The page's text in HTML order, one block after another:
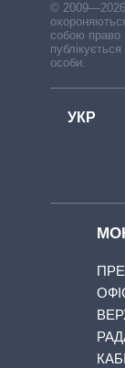
© 2009—2026
собою право
особи.
УКР